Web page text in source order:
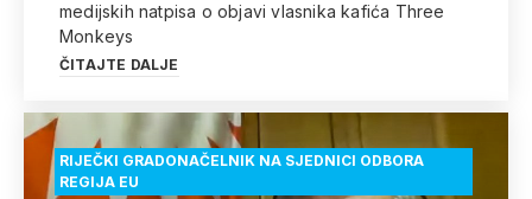
medijskih natpisa o objavi vlasnika kafića Three
Monkeys
ČITAJTE DALJE
RIJEČKI GRADONAČELNIK NA SJEDNICI ODBORA
REGIJA EU